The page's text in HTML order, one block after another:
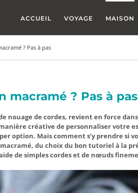
ACCUEIL VOYAGE MAISON
? Pas à pas
macramé ? Pas à pas
nouage de cordes, revient en force
créative de personnaliser votre
option. Mais comment s’y prendre si
macramé, du choix du bon tutoriel à la
de simples cordes et de nœuds